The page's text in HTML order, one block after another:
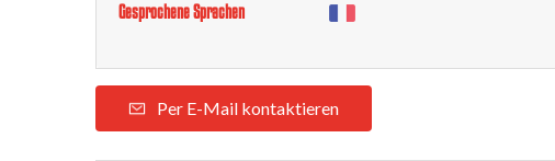
Gesprochene Sprachen
Per E-Mail kontaktieren